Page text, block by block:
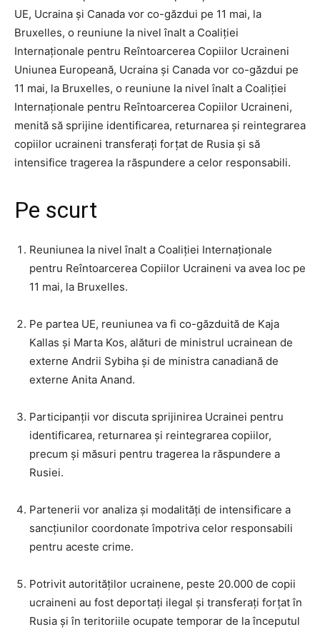
UE, Ucraina și Canada vor co-găzdui pe 11 mai, la
Bruxelles, o reuniune la nivel înalt a Coaliției
Internaționale pentru Reîntoarcerea Copiilor Ucraineni
Uniunea Europeană, Ucraina și Canada vor co-găzdui pe
11 mai, la Bruxelles, o reuniune la nivel înalt a Coaliției
Internaționale pentru Reîntoarcerea Copiilor Ucraineni,
menită să sprijine identificarea, returnarea și reintegrarea
copiilor ucraineni transferați forțat de Rusia și să
intensifice tragerea la răspundere a celor responsabili.
Pe scurt
Reuniunea la nivel înalt a Coaliției Internaționale
pentru Reîntoarcerea Copiilor Ucraineni va avea loc pe
11 mai, la Bruxelles.
Pe partea UE, reuniunea va fi co-găzduită de Kaja
Kallas și Marta Kos, alături de ministrul ucrainean de
externe Andrii Sybiha și de ministra canadiană de
externe Anita Anand.
Participanții vor discuta sprijinirea Ucrainei pentru
identificarea, returnarea și reintegrarea copiilor,
precum și măsuri pentru tragerea la răspundere a
Rusiei.
Partenerii vor analiza și modalități de intensificare a
sancțiunilor coordonate împotriva celor responsabili
pentru aceste crime.
Potrivit autorităților ucrainene, peste 20.000 de copii
ucraineni au fost deportați ilegal și transferați forțat în
Rusia și în teritoriile ocupate temporar de la începutul